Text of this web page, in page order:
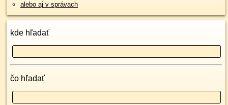
alebo aj v správach
kde hľadať
čo hľadať